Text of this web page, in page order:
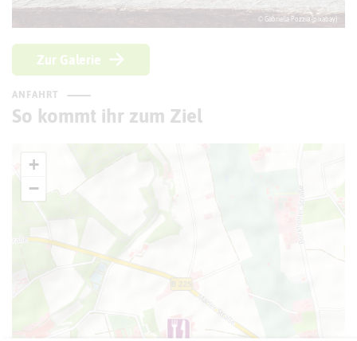
© Gabriella Pozzia (pixabay)
Zur Galerie
ANFAHRT
So kommt ihr zum Ziel
+
−